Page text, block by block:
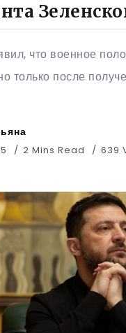
что военное
только после
2 Mins Read
639